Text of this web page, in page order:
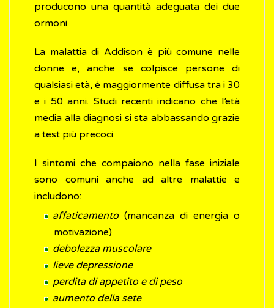
producono una quantità adeguata dei due
ormoni.
La malattia di Addison è più comune nelle
donne e, anche se colpisce persone di
qualsiasi età, è maggiormente diffusa tra i 30
e i 50 anni. Studi recenti indicano che l’età
media alla diagnosi si sta abbassando grazie
a test più precoci.
I sintomi che compaiono nella fase iniziale
sono comuni anche ad altre malattie e
includono:
affaticamento(mancanza di energia o
motivazione)
debolezza muscolare
lieve depressione
perdita di appetito e di peso
aumento della sete